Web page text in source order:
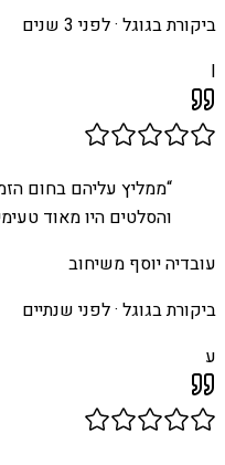
ביקורת בגוגל ·לפני 3 שנים
I
“ממליץ עליהם בחום
והסלטים היו מאוד
עובדיה יוסף משיחוב
ביקורת בגוגל ·לפני שנתיים
ע